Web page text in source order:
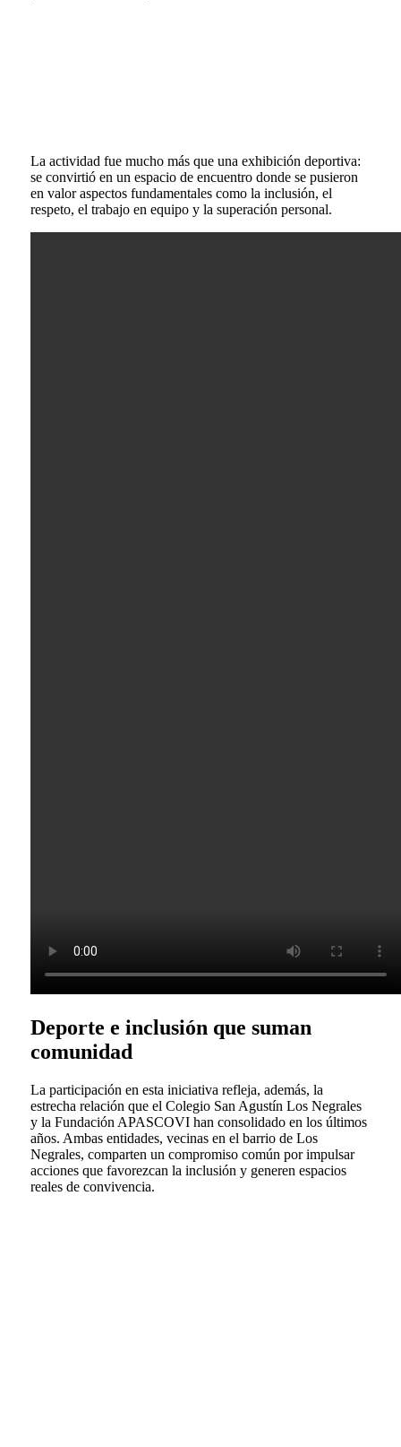
La actividad fue mucho más que una exhibición deportiva:
se convirtió en un espacio de encuentro donde se pusieron
en valor aspectos fundamentales como la inclusión, el
respeto, el trabajo en equipo y la superación personal.
Deporte e inclusión que suman
comunidad
La participación en esta iniciativa refleja, además, la
estrecha relación que el Colegio San Agustín Los Negrales
y la Fundación APASCOVI han consolidado en los últimos
años. Ambas entidades, vecinas en el barrio de Los
Negrales, comparten un compromiso común por impulsar
acciones que favorezcan la inclusión y generen espacios
reales de convivencia.